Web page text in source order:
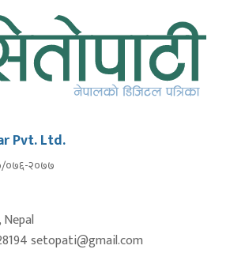
Pvt. Ltd.
०७६-२०७७
setopati@gmail.com